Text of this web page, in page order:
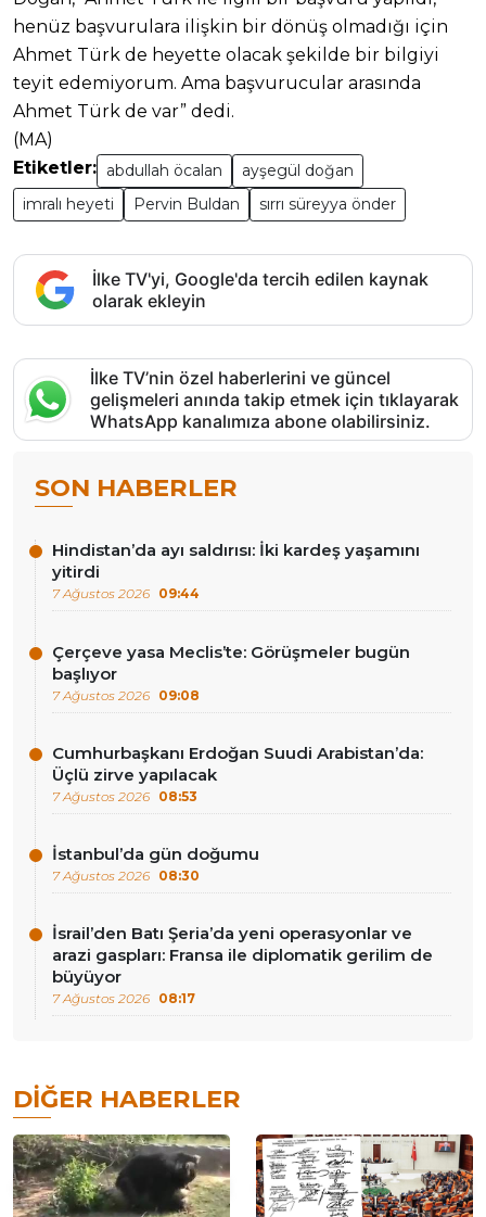
henüz başvurulara ilişkin bir dönüş olmadığı için
Ahmet Türk de heyette olacak şekilde bir bilgiyi
teyit edemiyorum. Ama başvurucular arasında
Ahmet Türk de var” dedi.
(MA)
Etiketler: abdullah öcalan
ayşegül doğan
imralı heyeti
Pervin Buldan sırrı süreyya önder
İlke TV'yi, Google'da tercih edilen kaynak
olarak ekleyin
İlke TV’nin özel haberlerini ve güncel
gelişmeleri anında takip etmek için tıklayarak
WhatsApp kanalımıza abone olabilirsiniz.
SON HABERLER
Hindistan’da ayı saldırısı: İki kardeş yaşamını
yitirdi
7 Ağustos 2026 09:44
Çerçeve yasa Meclis’te: Görüşmeler bugün
başlıyor
7 Ağustos 2026 09:08
Cumhurbaşkanı Erdoğan Suudi Arabistan’da:
Üçlü zirve yapılacak
7 Ağustos 2026 08:53
İstanbul’da gün doğumu
7 Ağustos 2026 08:30
İsrail’den Batı Şeria’da yeni operasyonlar ve
arazi gaspları: Fransa ile diplomatik gerilim de
büyüyor
7 Ağustos 2026 08:17
DIĞER HABERLER